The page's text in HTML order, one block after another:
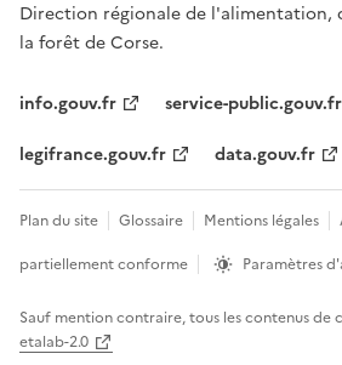
Direction régionale de l'alimentation,
la forêt de Corse.
info.gouv.fr
service-public.gouv.fr
legifrance.gouv.fr
data.gouv.fr
Plan du site Glossaire Mentions légales
partiellement conforme
Paramètres
Sauf mention contraire, tous les contenus de
etalab-2.0